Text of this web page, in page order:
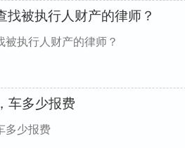
找被执行人财产的律师？
执行人财产的律师？
车多少报费
多少报费